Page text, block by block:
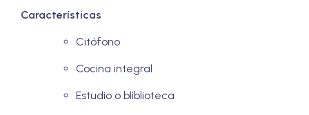
Características
Citófono
Cocina integral
Estudio o bliblioteca